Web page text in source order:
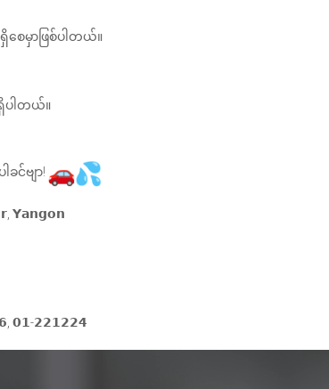
ေမှာဖြစ်ပါတယ်။
ပါတယ်။
င်ဗျာ!
𝗬𝗮𝗻𝗴𝗼𝗻
𝟬𝟭-𝟮𝟮𝟭𝟮𝟮𝟰